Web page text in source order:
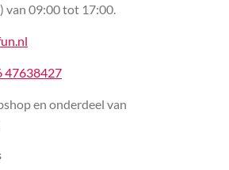
van 09:00 tot 17:00.
47638427
en onderdeel van